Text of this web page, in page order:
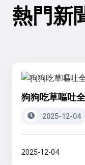
熱門新
狗狗吃草嘔吐
2025-12-04
2025-12-04